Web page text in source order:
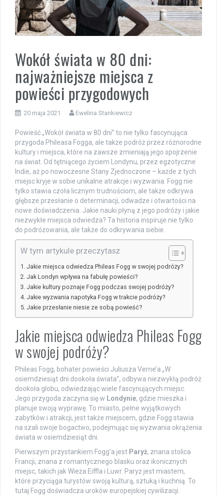
Wokół świata w 80 dni:
najważniejsze miejsca z
powieści przygodowych
20 maja 2021 Ewelina Stankiewicz
Powieść „Wokół świata w 80 dni” to nie tylko fascynująca
przygoda Phileasa Fogga, ale także podróż przez różnorodne
kultury i miejsca, które na zawsze zmieniają jego spojrzenie
na świat. Od tętniącego życiem Londynu, przez egzotyczne
Indie, aż po nowoczesne Stany Zjednoczone – każde z tych
miejsc kryje w sobie unikalne atrakcje i wyzwania. Fogg nie
tylko stawia czoła licznym trudnościom, ale także odkrywa
głębsze przesłanie o determinacji, odwadze i otwartości na
nowe doświadczenia. Jakie nauki płyną z jego podróży i jakie
niezwykłe miejsca odwiedza? Ta historia inspiruje nie tylko
do podróżowania, ale także do odkrywania siebie.
W tym artykule przeczytasz
Jakie miejsca odwiedza Phileas Fogg w swojej podróży?
Jak Londyn wpływa na fabułę powieści?
Jakie kultury poznaje Fogg podczas swojej podróży?
Jakie wyzwania napotyka Fogg w trakcie podróży?
Jakie przesłanie niesie ze sobą powieść?
Jakie miejsca odwiedza Phileas Fogg
w swojej podróży?
Phileas Fogg, bohater powieści Juliusza Verne’a „W
osiemdziesiąt dni dookoła świata”, odbywa niezwykłą podróż
dookoła globu, odwiedzając wiele fascynujących miejsc.
Jego przygoda zaczyna się w Londynie, gdzie mieszka i
planuje swoją wyprawę. To miasto, pełne wyjątkowych
zabytków i atrakcji, jest także miejscem, gdzie Fogg stawia
na szali swoje bogactwo, podejmując się wyzwania okrążenia
świata w osiemdziesiąt dni.
Pierwszym przystankiem Fogg’a jest Paryż, znana stolica
Francji, znana z romantycznego blasku oraz ikonicznych
miejsc, takich jak Wieża Eiffla i Luwr. Paryż jest miastem,
które przyciąga turystów swoją kulturą, sztuką i kuchnią. To
tutaj Fogg doświadcza uroków europejskiej cywilizacji.